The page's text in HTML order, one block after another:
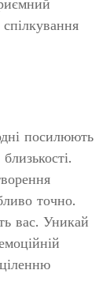
посилюють
точно.
вас. Уникай